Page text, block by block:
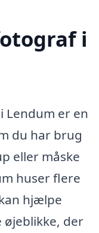
i
Lendum er en
du har brug
eller måske
huser flere
hjælpe
der